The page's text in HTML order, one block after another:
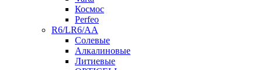
Космос
Perfeo
R6/LR6/AA
Солевые
Алкалиновые
Литиевые